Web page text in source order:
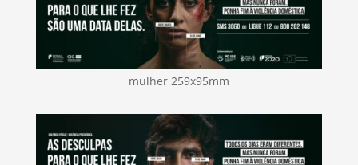
mulher 259x95mm